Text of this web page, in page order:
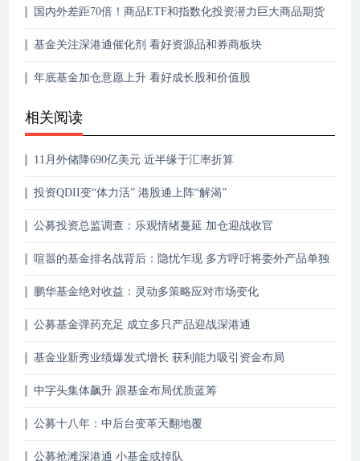
国内外差距70倍！商品ETF和指数化投资潜力巨大商品期货
基金关注深港通催化剂 看好资源品和券商板块
年底基金加仓意愿上升 看好成长股和价值股
相关阅读
11月外储降690亿美元 近半缘于汇率折算
投资QDII变“体力活” 港股通上阵“解渴”
公募投资总监调查：乐观情绪蔓延 加仓迎战收官
喧嚣的基金排名战背后：隐忧乍现 多方呼吁将委外产品单独
鹏华基金绝对收益：灵动多策略应对市场变化
公募基金弹药充足 成立多只产品迎战深港通
基金业新秀业绩爆发式增长 获利能力吸引资金布局
中字头集体飙升 跟基金布局优质蓝筹
公募十八年：中后台变革天翻地覆
公募抢滩深港通 小基金或掉队